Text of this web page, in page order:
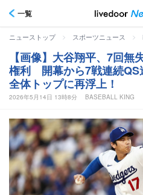
一覧
ニューストップ > スポーツニュース >
【画像】大谷翔平、7回
権利 開幕から7戦連続QS
全体トップに再浮上！
2026年5月14日 13時8分 BASEBALL KING